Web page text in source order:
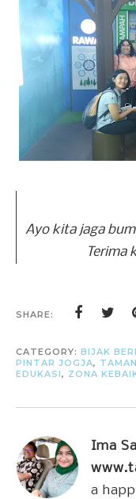
Ayo kita jaga
Terima
SHARE:
CATEGORY: BIJAK
PINTAR JOGJA,
EDUKASI, ZONA
Ima
a